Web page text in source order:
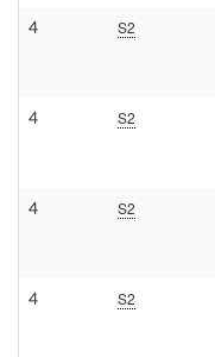
4 S2
4 S2
4 S2
4 S2